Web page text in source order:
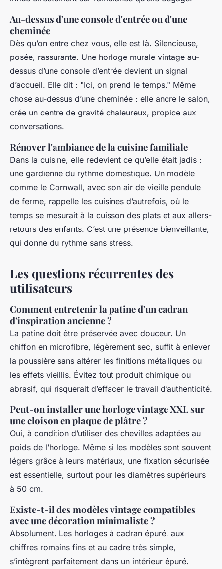
Au-dessus d'une console d'entrée ou d'une
cheminée
Dès qu’on entre chez vous, elle est là. Silencieuse,
posée, rassurante. Une horloge murale vintage au-
dessus d’une console d’entrée devient un signal
d’accueil. Elle dit : "Ici, on prend le temps." Même
chose au-dessus d’une cheminée : elle ancre le salon,
crée un centre de gravité chaleureux, propice aux
conversations.
Rénover l'ambiance de la cuisine familiale
Dans la cuisine, elle redevient ce qu’elle était jadis :
une gardienne du rythme domestique. Un modèle
comme le Cornwall, avec son air de vieille pendule
de ferme, rappelle les cuisines d’autrefois, où le
temps se mesurait à la cuisson des plats et aux allers-
retours des enfants. C’est une présence bienveillante,
qui donne du rythme sans stress.
Les questions récurrentes des
utilisateurs
Comment entretenir la patine d'un cadran
d'inspiration ancienne ?
La patine doit être préservée avec douceur. Un
chiffon en microfibre, légèrement sec, suffit à enlever
la poussière sans altérer les finitions métalliques ou
les effets vieillis. Évitez tout produit chimique ou
abrasif, qui risquerait d’effacer le travail d’authenticité.
Peut-on installer une horloge vintage XXL sur
une cloison en plaque de plâtre ?
Oui, à condition d’utiliser des chevilles adaptées au
poids de l’horloge. Même si les modèles sont souvent
légers grâce à leurs matériaux, une fixation sécurisée
est essentielle, surtout pour les diamètres supérieurs
à 50 cm.
Existe-t-il des modèles vintage compatibles
avec une décoration minimaliste ?
Absolument. Les horloges à cadran épuré, aux
chiffres romains fins et au cadre très simple,
s’intègrent parfaitement dans un intérieur épuré.